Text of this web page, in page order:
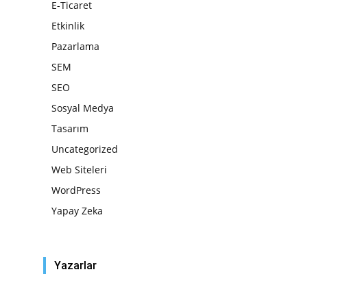
E-Ticaret
Etkinlik
Pazarlama
SEM
SEO
Sosyal Medya
Tasarım
Uncategorized
Web Siteleri
WordPress
Yapay Zeka
Yazarlar